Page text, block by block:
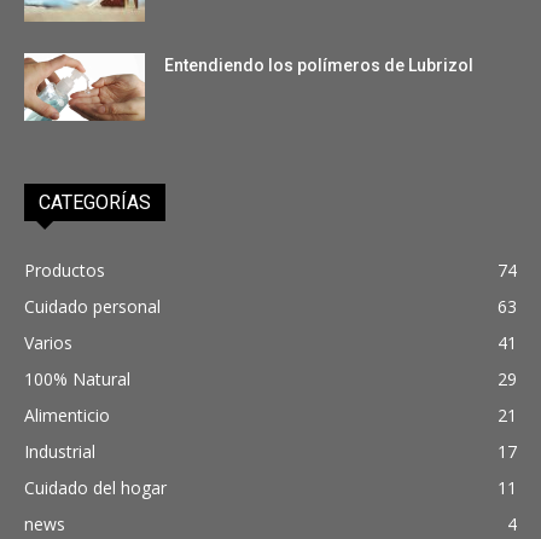
Entendiendo los polímeros de Lubrizol
CATEGORÍAS
Productos
74
Cuidado personal
63
Varios
41
100% Natural
29
Alimenticio
21
Industrial
17
Cuidado del hogar
11
news
4